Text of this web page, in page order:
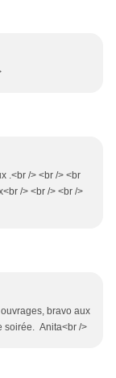
.<br /> <br /> <br
/> <br /> <br />
bravo aux
soirée. Anita<br />